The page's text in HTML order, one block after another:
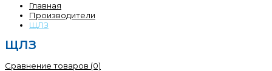
Главная
Производители
ЩЛЗ
ЩЛЗ
Сравнение товаров (0)